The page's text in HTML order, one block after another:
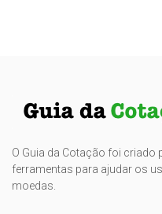
O Guia da Cotação foi
ferramentas para ajudar os
moedas.